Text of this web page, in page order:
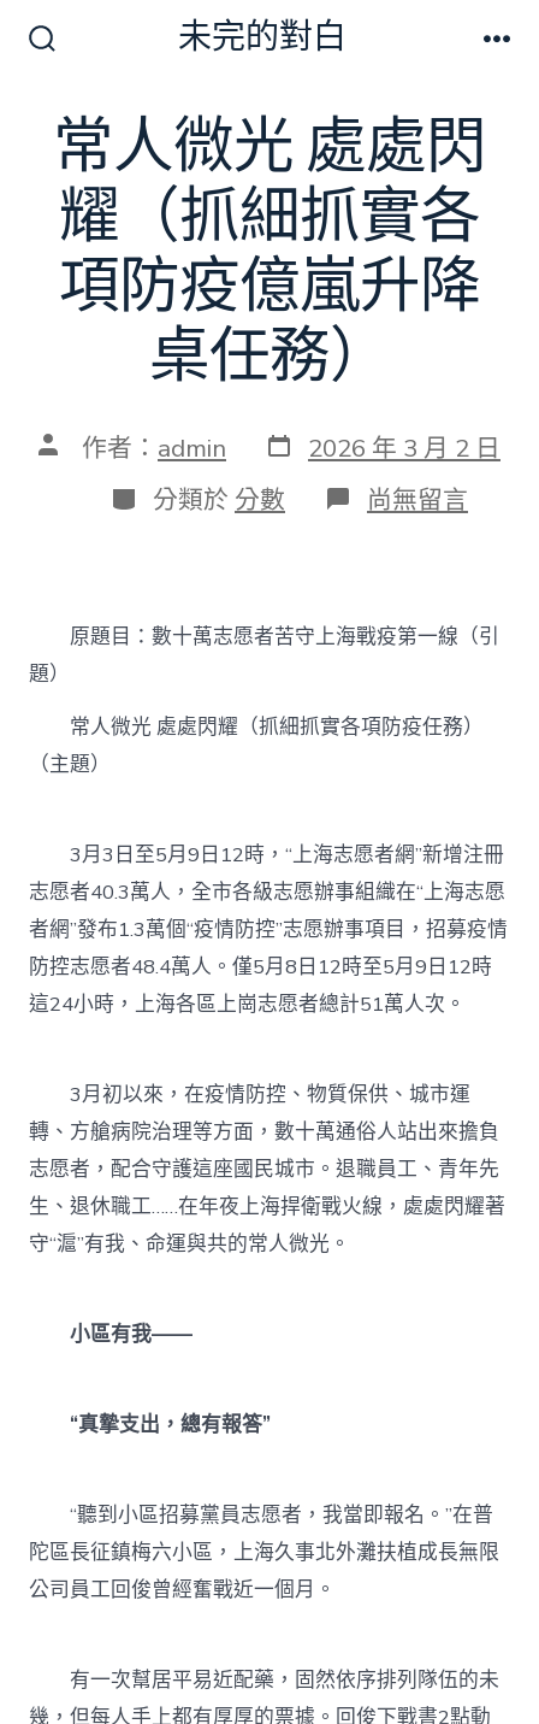
切
換
開
關
未完的對白
常人微光 處處閃
耀（抓細抓實各
項防疫億嵐升降
桌任務）
文 作者： admin 發
表
日
期
2026 年 3 月 2 日
分
類
分類於 分數 在
〈常
處
處
（抓
細
項
防
疫
億
嵐
升
降
桌
中
尚無留言
原題目：數十萬志愿者苦守上海戰疫第一線（引
題）
常人微光 處處閃耀（抓細抓實各項防疫任務）
（主題）
3月3日至5月9日12時，“上海志愿者網”新增注冊
志愿者40.3萬人，全市各級志愿辦事組織在“上海志愿
者網”發布1.3萬個“疫情防控”志愿辦事項目，招募疫情
防控志愿者48.4萬人。僅5月8日12時至5月9日12時
這24小時，上海各區上崗志愿者總計51萬人次。
3月初以來，在疫情防控、物質保供、城市運
轉、方艙病院治理等方面，數十萬通俗人站出來擔負
志愿者，配合守護這座國民城市。退職員工、青年先
生、退休職工……在年夜上海捍衛戰火線，處處閃耀著
守“滬”有我、命運與共的常人微光。
小區有我——
“真摯支出，總有報答”
“聽到小區招募黨員志愿者，我當即報名。”在普
陀區長征鎮梅六小區，上海久事北外灘扶植成長無限
公司員工回俊曾經奮戰近一個月。
有一次幫居平易近配藥，固然依序排列隊伍的未
幾，但每人手上都有厚厚的票據。回俊下戰書2點動